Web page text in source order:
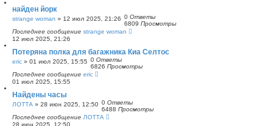
найден йорк
strange woman » 12 июл 2025, 21:26 0 Ответы
6809 Просмотры
Последнее сообщение strange woman
12 июл 2025, 21:26
Потеряна полка для багажника Киа Селтос
eric » 01 июл 2025, 15:55 0 Ответы
6826 Просмотры
Последнее сообщение eric
01 июл 2025, 15:55
Найдены часы
ЛОТТА » 28 июн 2025, 12:50 0 Ответы
6488 Просмотры
Последнее сообщение ЛОТТА
28 июн 2025, 12:50